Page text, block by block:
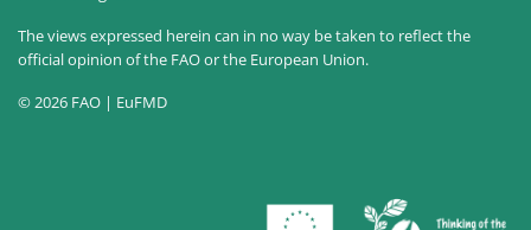
The views expressed herein can in no way be taken to reflect the
official opinion of the FAO or the European Union.
© 2026 FAO | EuFMD